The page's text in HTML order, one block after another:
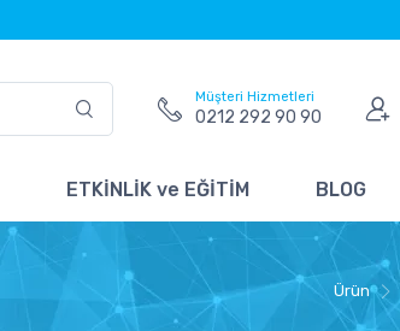
Müşteri Hizmetleri
0212 292 90 90
ETKİNLİK ve EĞİTİM BLOG
Ürün